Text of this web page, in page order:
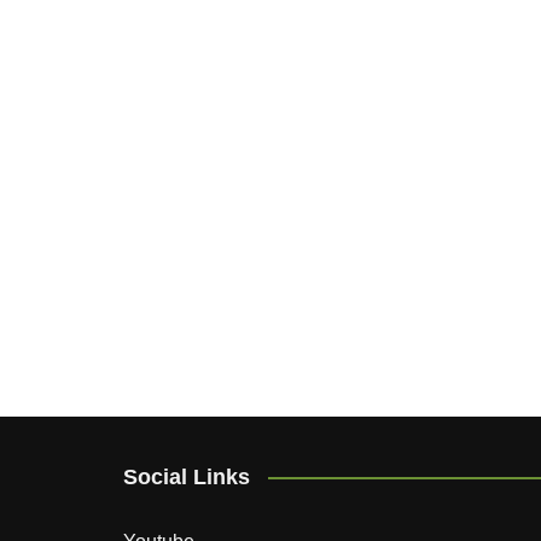
Social Links